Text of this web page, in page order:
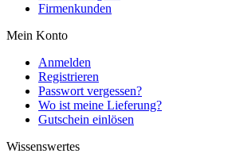
Firmenkunden
Mein Konto
Anmelden
Registrieren
Passwort vergessen?
Wo ist meine Lieferung?
Gutschein einlösen
Wissenswertes